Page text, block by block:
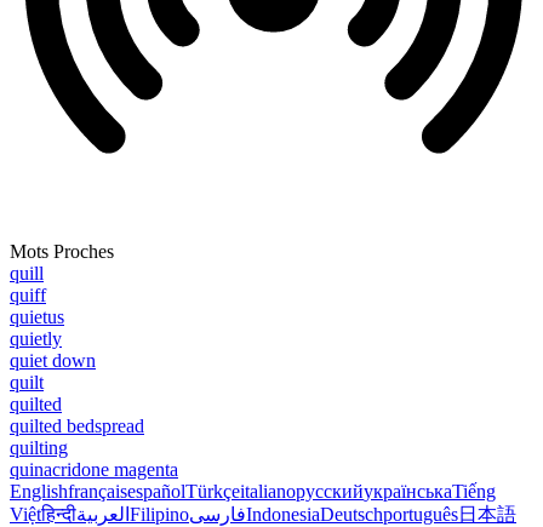
Mots Proches
quill
quiff
quietus
quietly
quiet down
quilt
quilted
quilted bedspread
quilting
quinacridone magenta
EnglishfrançaisespañolTürkçeitalianoрусскийукраїнськаTiếng
Việtहिन्दीالعربية FilipinoفارسیIndonesiaDeutschportuguês日本語